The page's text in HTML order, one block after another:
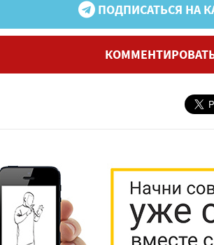
ПОДПИСАТЬСЯ НА